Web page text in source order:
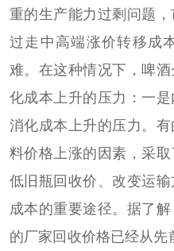
重的生产能力过剩问题
过走中高端涨价转移成
难。在这种情况下，啤
化成本上升的压力：一
消化成本上升的压力。
料价格上涨的因素，采
低旧瓶回收价、改变运
成本的重要途径。据了
的厂家回收价格已经从